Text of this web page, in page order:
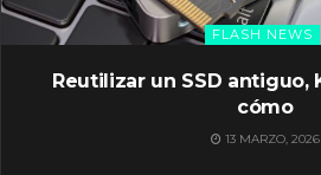
FLASH NEWS
Reutilizar un SSD antiguo,
cómo
13 MARZO, 2026